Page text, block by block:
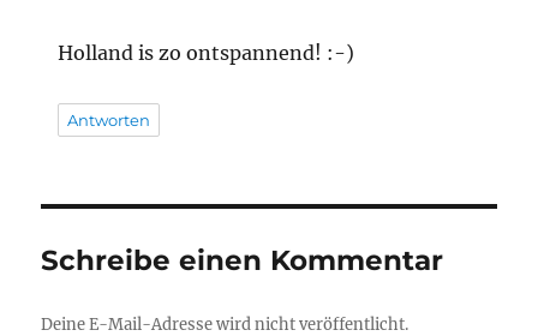
Holland is zo ontspannend! :-)
Antworten
Schreibe einen Kommentar
Deine E-Mail-Adresse wird nicht veröffentlicht.